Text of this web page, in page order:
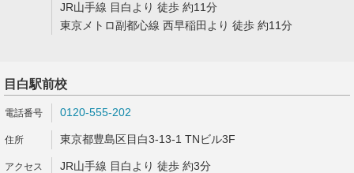
JR山手線 目白より 徒歩 約11分
東京メトロ副都心線 西早稲田より 徒歩 約11分
目白駅前校
0120-555-202
東京都豊島区目白3-13-1 TNビル3F
JR山手線 目白より 徒歩 約3分